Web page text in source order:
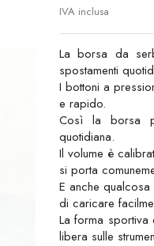
IVA inclusa
La borsa da
spostamenti
I bottoni a
e rapido.
Così la borsa
quotidiana.
Il volume è
si porta
E anche
di caricare
La forma sportiva
libera sulle